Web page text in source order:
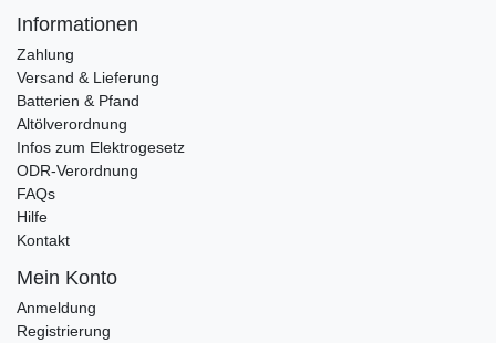
Informationen
Zahlung
Versand & Lieferung
Batterien & Pfand
Altölverordnung
Infos zum Elektrogesetz
ODR-Verordnung
FAQs
Hilfe
Kontakt
Mein Konto
Anmeldung
Registrierung